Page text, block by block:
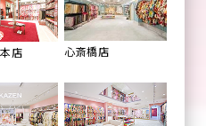
店 心斎橋店